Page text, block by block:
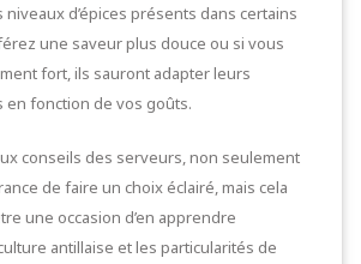
d’épices présents dans certains
une saveur plus douce ou si vous
fort, ils sauront adapter leurs
en fonction de vos goûts.
conseils des serveurs, non seulement
de faire un choix éclairé, mais cela
une occasion d’en apprendre
antillaise et les particularités de